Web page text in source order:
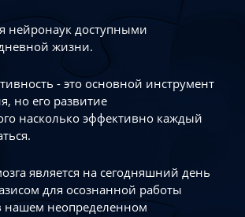
нейронаук доступными
жизни.
- это основной инструмент
но его развитие
насколько эффективно каждый
является на сегодняшний день
для осознанной работы
нашем неопределенном